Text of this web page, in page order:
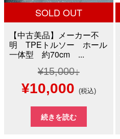
SOLD OUT
【中古美品】メーカー不
明 TPEトルソー ホール
一体型 約70cm ...
¥15,000
元
の
価
¥10,000現
在
の
(税込)
続きを読む